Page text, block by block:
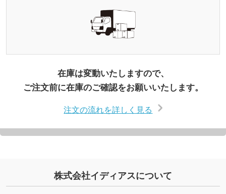
在庫は変動いたしますので、
ご注文前に在庫のご確認をお願いいたします。
注文の流れを詳しく見る
株式会社イディアスについて